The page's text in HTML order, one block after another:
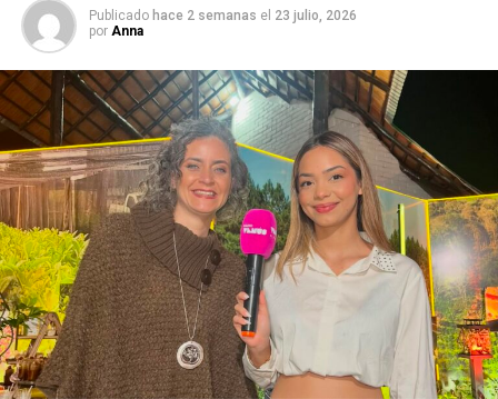
Publicado hace 2 semanas el 23 julio, 2026
por Anna